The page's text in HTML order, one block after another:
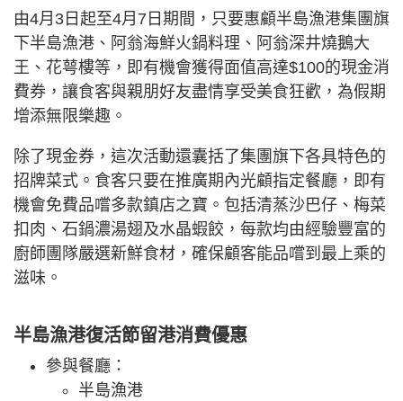
由4月3日起至4月7日期間，只要惠顧半島漁港集團旗
下半島漁港、阿翁海鮮火鍋料理、阿翁深井燒鵝大
王、花萼樓等，即有機會獲得面值高達$100的現金消
費券，讓食客與親朋好友盡情享受美食狂歡，為假期
增添無限樂趣。
除了現金券，這次活動還囊括了集團旗下各具特色的
招牌菜式。食客只要在推廣期內光顧指定餐廳，即有
機會免費品嚐多款鎮店之寶。包括清蒸沙巴仔、梅菜
扣肉、石鍋濃湯翅及水晶蝦餃，每款均由經驗豐富的
廚師團隊嚴選新鮮食材，確保顧客能品嚐到最上乘的
滋味。
半島漁港復活節留港消費優惠
參與餐廳：
半島漁港